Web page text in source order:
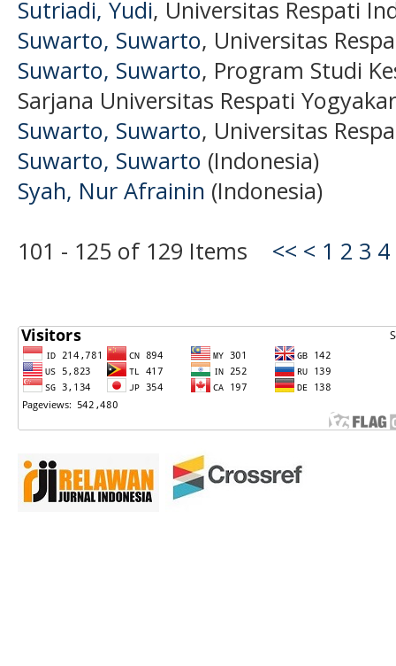
Sutriadi, Yudi, Universitas Respati
Suwarto, Suwarto, Universitas
Suwarto, Suwarto, Program Studi
Sarjana Universitas Respati
Suwarto, Suwarto, Universitas
Suwarto, Suwarto (Indonesia)
Syah, Nur Afrainin (Indonesia)
101 - 125 of 129 Items << < 1 2 3 4